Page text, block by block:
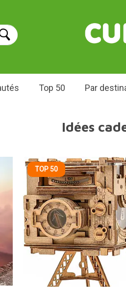
Top 50 Par
Idées
TOP 50